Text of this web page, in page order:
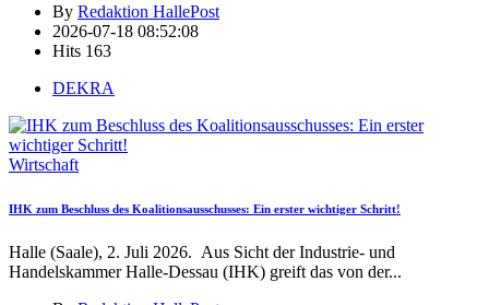
By Redaktion HallePost
2026-07-18 08:52:08
Hits 163
DEKRA
Wirtschaft
IHK zum Beschluss des Koalitionsausschusses: Ein erster wichtiger Schritt!
Halle (Saale), 2. Juli 2026. Aus Sicht der Industrie- und
Handelskammer Halle-Dessau (IHK) greift das von der...